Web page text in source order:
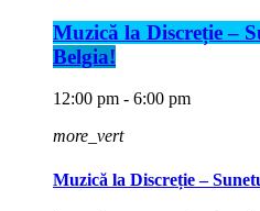
Muzică la Discreție –
Belgia!
12:00 pm - 6:00 pm
more_vert
Muzică la Discreție –